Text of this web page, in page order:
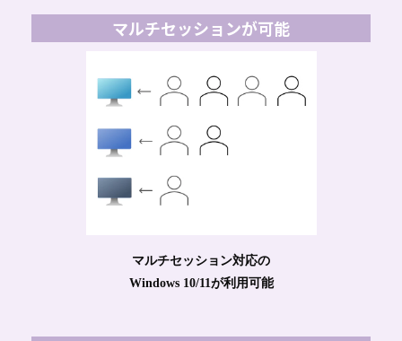
マルチセッションが可能
マルチセッション対応の
Windows 10/11が利用可能